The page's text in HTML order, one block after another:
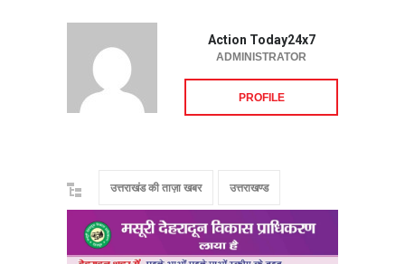
Action Today24x7
ADMINISTRATOR
PROFILE
उत्तराखंड की ताज़ा खबर उत्तराखण्ड